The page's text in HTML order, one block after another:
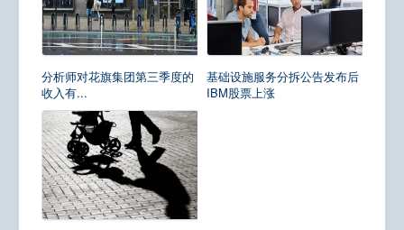
分析师对花旗集团第三季度的
收入有...
基础设施服务分拆公告发布后
IBM股票上涨